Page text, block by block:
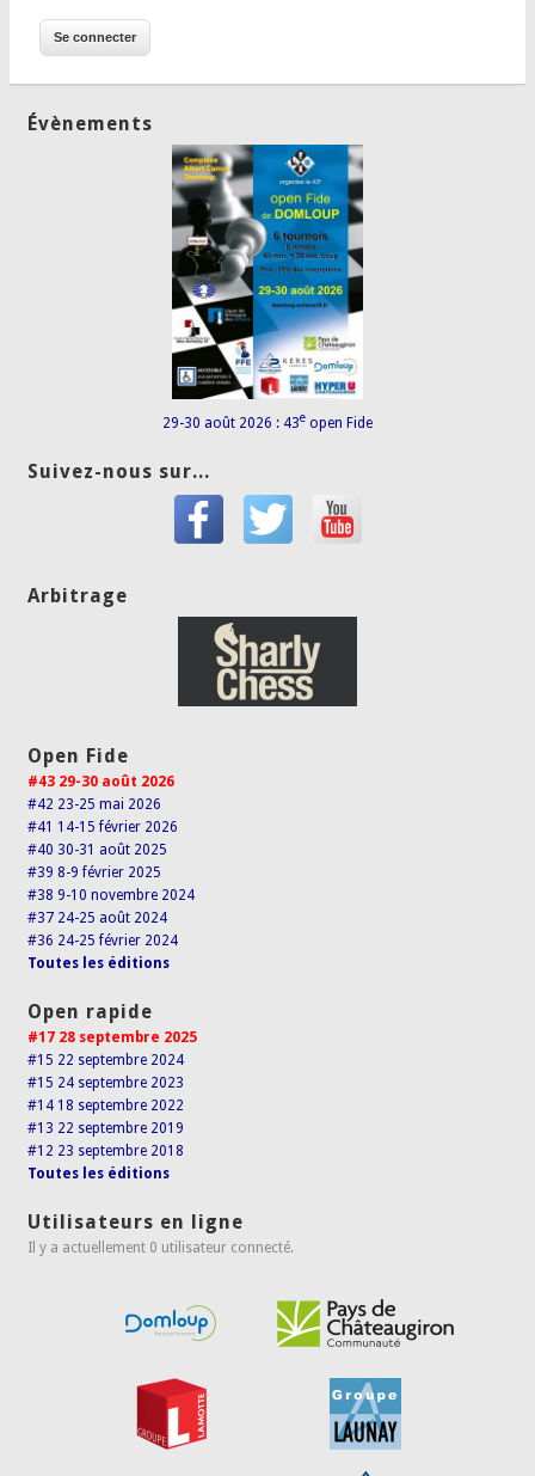
Évènements
29-30 août 2026 : 43e open Fide
Suivez-nous sur...
Arbitrage
Open Fide
#43 29-30 août 2026
#42 23-25 mai 2026
#41 14-15 février 2026
#40 30-31 août 2025
#39 8-9 février 2025
#38 9-10 novembre 2024
#37 24-25 août 2024
#36 24-25 février 2024
Toutes les éditions
Open rapide
#17 28 septembre 2025
#15 22 septembre 2024
#15 24 septembre 2023
#14 18 septembre 2022
#13 22 septembre 2019
#12 23 septembre 2018
Toutes les éditions
Utilisateurs en ligne
Il y a actuellement 0 utilisateur connecté.